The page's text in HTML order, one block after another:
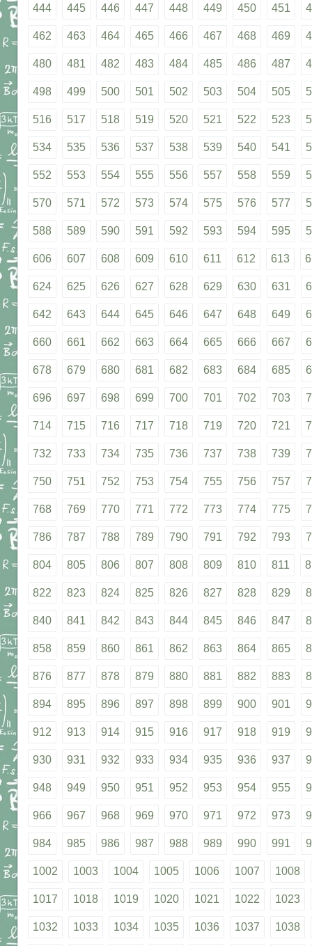
444 445 446 447 448 449 450 451
462 463 464 465 466 467 468 469
480 481 482 483 484 485 486 487
498 499 500 501 502 503 504 505
516 517 518 519 520 521 522 523
534 535 536 537 538 539 540 541
552 553 554 555 556 557 558 559
570 571 572 573 574 575 576 577
588 589 590 591 592 593 594 595
606 607 608 609 610 611 612 613
624 625 626 627 628 629 630 631
642 643 644 645 646 647 648 649
660 661 662 663 664 665 666 667
678 679 680 681 682 683 684 685
696 697 698 699 700 701 702 703
714 715 716 717 718 719 720 721
732 733 734 735 736 737 738 739
750 751 752 753 754 755 756 757
768 769 770 771 772 773 774 775
786 787 788 789 790 791 792 793
804 805 806 807 808 809 810 811
822 823 824 825 826 827 828 829
840 841 842 843 844 845 846 847
858 859 860 861 862 863 864 865
876 877 878 879 880 881 882 883
894 895 896 897 898 899 900 901
912 913 914 915 916 917 918 919
930 931 932 933 934 935 936 937
948 949 950 951 952 953 954 955
966 967 968 969 970 971 972 973
984 985 986 987 988 989 990 991
1002 1003 1004 1005 1006 1007 1008
1017 1018 1019 1020 1021 1022 1023
1032 1033 1034 1035 1036 1037 1038